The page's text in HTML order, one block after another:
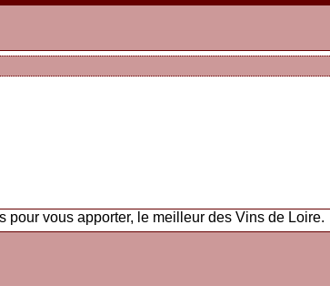
vous apporter, le meilleur des Vins de Loire.